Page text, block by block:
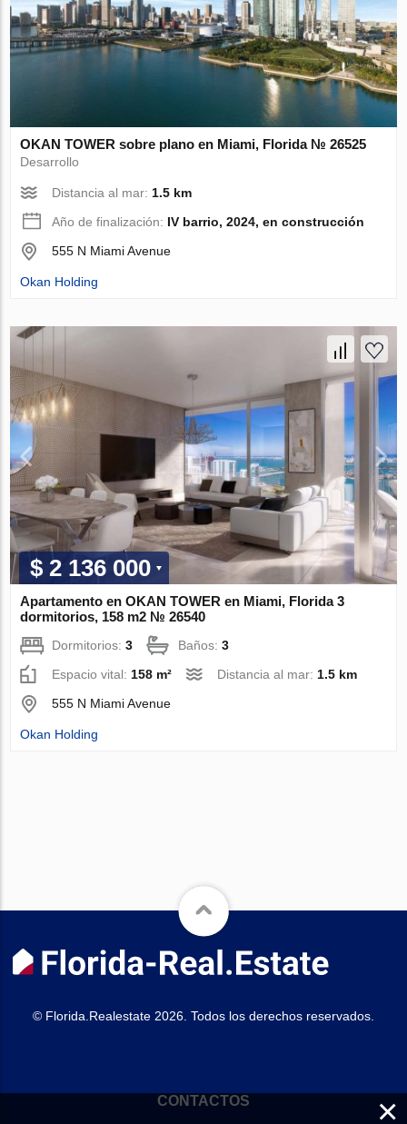
OKAN TOWER sobre plano en Miami, Florida № 26525
Desarrollo
Distancia al mar:1.5 km
Año de finalización: IV barrio, 2024, en construcción
555 N Miami Avenue
Okan Holding
$ 2 136 000
Apartamento en OKAN TOWER en Miami, Florida 3
dormitorios, 158 m2 № 26540
Dormitorios:3 Baños:3
Espacio vital: 158 m² Distancia al mar: 1.5 km
555 N Miami Avenue
Okan Holding
© Florida.Realestate 2026. Todos los derechos reservados.
CONTACTOS ×